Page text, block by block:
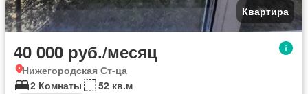
Квартира
40 000 руб./месяц
Нижегородская Ст-ца
2 Комнаты
52 кв.м